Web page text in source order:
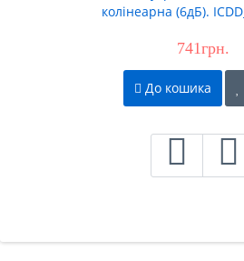
колінеарна (6дБ).
741грн.
До кошика